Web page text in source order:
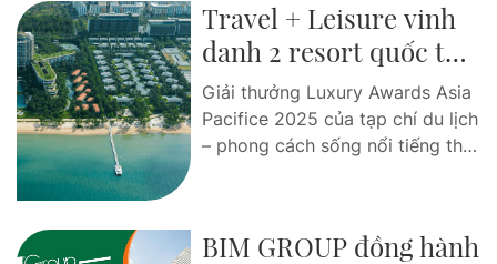
để các vận động viên và du
khách tận hưởng trọn...post
Travel + Leisure vinh
danh 2 resort quốc tế
nổi tiếng tại Phu Quoc
Marina năm 2025
Giải thưởng Luxury Awards Asia
Pacifice 2025 của tạp chí du lịch
– phong cách sống nổi tiếng thế
cái tên quen thuộc tại Phu Quoc
BIM GROUP đồng hành